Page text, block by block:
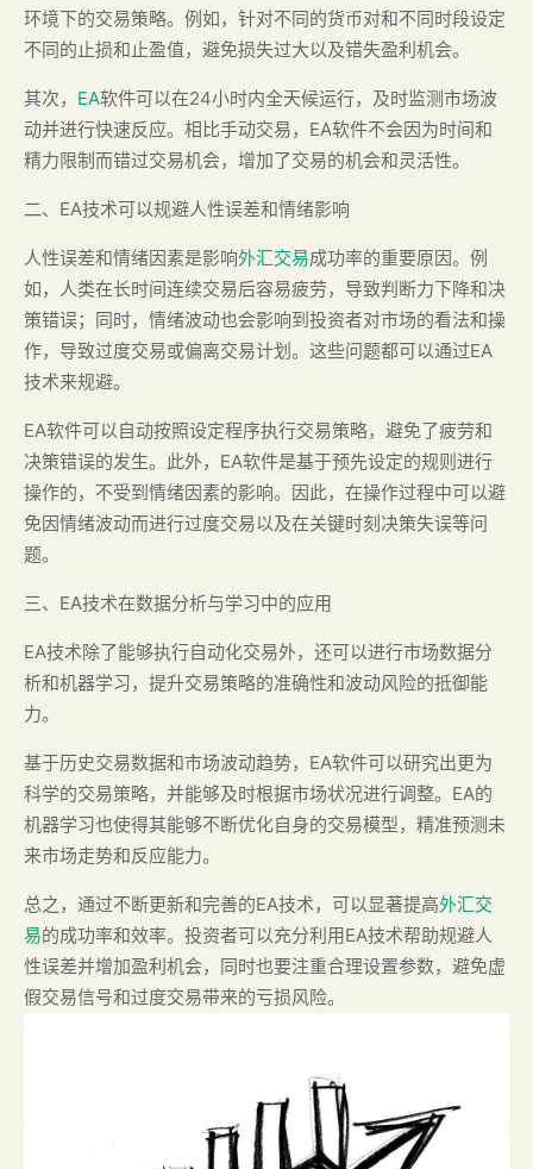
环境下的交易策略。例如，针对不同的货币对和不同时段设定
不同的止损和止盈值，避免损失过大以及错失盈利机会。
其次， EA软件可以在24小时内全天候运行，及时监测市场波
动并进行快速反应。相比手动交易，EA软件不会因为时间和
精力限制而错过交易机会，增加了交易的机会和灵活性。
二、EA技术可以规避人性误差和情绪影响
人性误差和情绪因素是影响外汇交易成功率的重要原因。例
如，人类在长时间连续交易后容易疲劳，导致判断力下降和决
策错误；同时，情绪波动也会影响到投资者对市场的看法和操
作，导致过度交易或偏离交易计划。这些问题都可以通过EA
技术来规避。
EA软件可以自动按照设定程序执行交易策略，避免了疲劳和
决策错误的发生。此外，EA软件是基于预先设定的规则进行
操作的，不受到情绪因素的影响。因此，在操作过程中可以避
免因情绪波动而进行过度交易以及在关键时刻决策失误等问
题。
三、EA技术在数据分析与学习中的应用
EA技术除了能够执行自动化交易外，还可以进行市场数据分
析和机器学习，提升交易策略的准确性和波动风险的抵御能
力。
基于历史交易数据和市场波动趋势，EA软件可以研究出更为
科学的交易策略，并能够及时根据市场状况进行调整。EA的
机器学习也使得其能够不断优化自身的交易模型，精准预测未
来市场走势和反应能力。
总之，通过不断更新和完善的EA技术，可以显著提高外汇交
易的成功率和效率。投资者可以充分利用EA技术帮助规避人
性误差并增加盈利机会，同时也要注重合理设置参数，避免虚
假交易信号和过度交易带来的亏损风险。